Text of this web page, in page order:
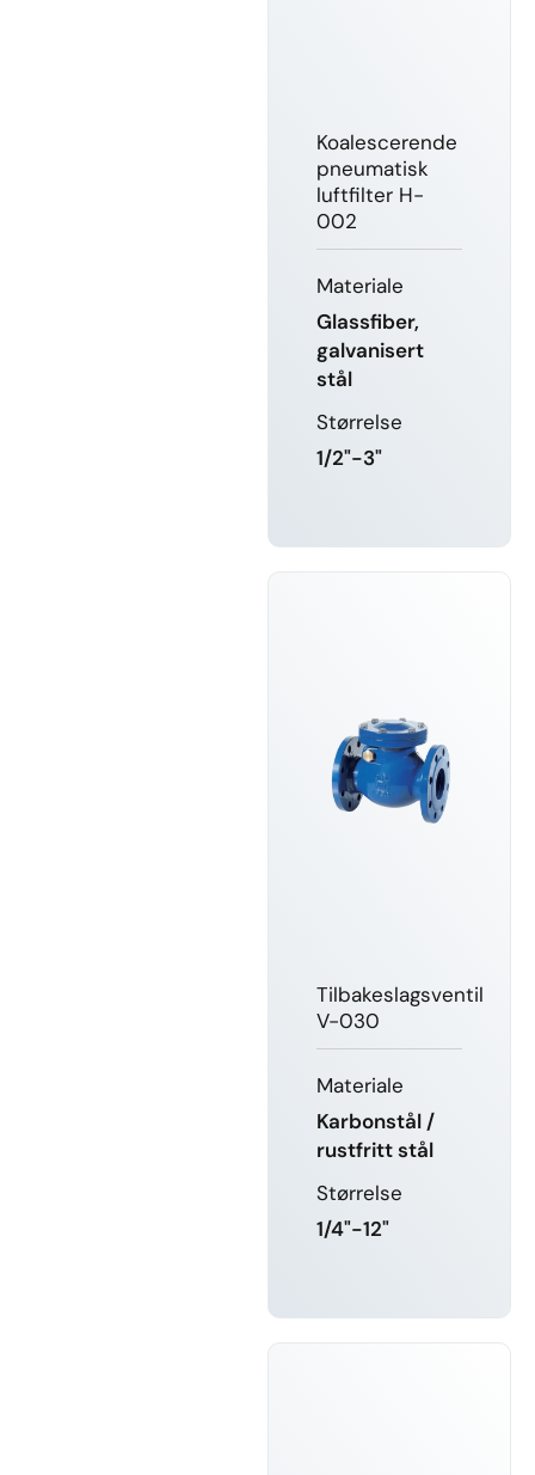
Koalescerende
pneumatisk
luftfilter H-
002
Materiale
Glassfiber,
galvanisert
stål
Størrelse
1/2"-3"
LÆR MER
Tilbakeslagsventil
V-030
Materiale
Karbonstål /
rustfritt stål
Størrelse
1/4"-12"
LÆR MER